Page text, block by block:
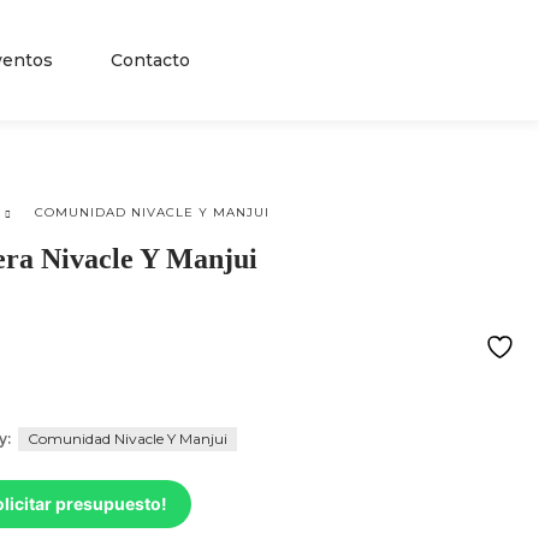
Contacto
COMUNIDAD NIVACLE Y MANJUI
Nivacle Y Manjui
Comunidad Nivacle Y Manjui
presupuesto!